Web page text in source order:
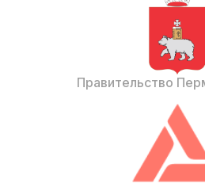
Правительство